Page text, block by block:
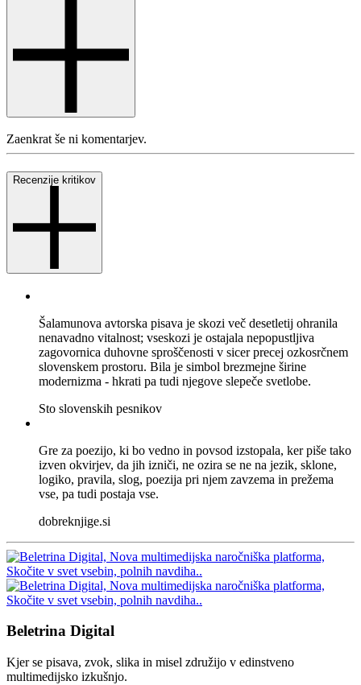
Zaenkrat še ni komentarjev.
Recenzije kritikov
Šalamunova avtorska pisava je skozi več desetletij ohranila
nenavadno vitalnost; vseskozi je ostajala nepopustljiva
zagovornica duhovne sproščenosti v sicer precej ozkosrčnem
slovenskem prostoru. Bila je simbol brezmejne širine
modernizma - hkrati pa tudi njegove slepeče svetlobe.
Sto slovenskih pesnikov
Gre za poezijo, ki bo vedno in povsod izstopala, ker piše tako
izven okvirjev, da jih izniči, ne ozira se ne na jezik, sklone,
logiko, pravila, slog, poezija pri njem zavzema in prežema
vse, pa tudi postaja vse.
dobreknjige.si
Beletrina Digital
Kjer se pisava, zvok, slika in misel združijo v edinstveno
multimedijsko izkušnjo.